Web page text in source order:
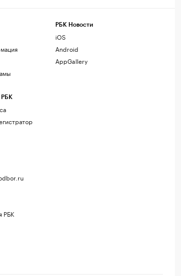
РБК
РБК
РБК Новости
iOS
Android
AppGallery